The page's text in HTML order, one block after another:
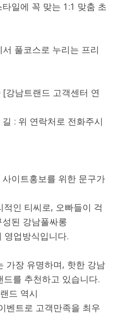
일에 꼭 맞는 1:1 맞춤 초
풀코스로 누리는 프리
남트랜드 고객센터 연
: 위 연락처로 전화주시
이트홍보를 위한 문구가
인 티씨로, 오빠들이 걱
된 강남풀싸롱
영업방식입니다.
가장 유명하며, 핫한 강남
를 추천하고 있습니다.
드 역시
벤트로 고객만족을 최우